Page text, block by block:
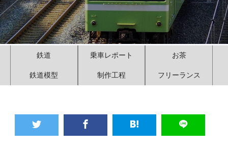
鉄道 乗車レポート
お茶
鉄道模型
制作工程 フリーランス